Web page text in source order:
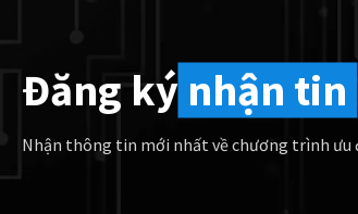
Đăng ký nhận tin
Nhận thông tin mới nhất về chương trình ưu